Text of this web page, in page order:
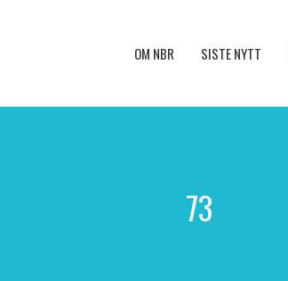
OM NBR SISTE NYTT
73